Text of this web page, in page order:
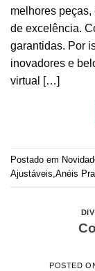
melhores
de excelência.
garantidas. Por
inovadores e
virtual […]
Postado em
Ajustáveis Anéis
POSTED